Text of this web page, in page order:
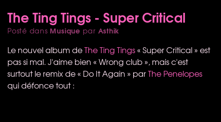
The Ting Tings - Super Critical
Posté dans Musique par Asthik
Le nouvel album deThe Ting Tings« Super Critical » est
pas si mal. J'aime bien « Wrong club », mais c'est
surtout le remix de « Do It Again » parThe Penelopes
qui défonce tout :